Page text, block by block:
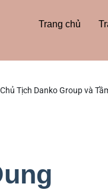
Trang chủ
Tịch Danko Group và